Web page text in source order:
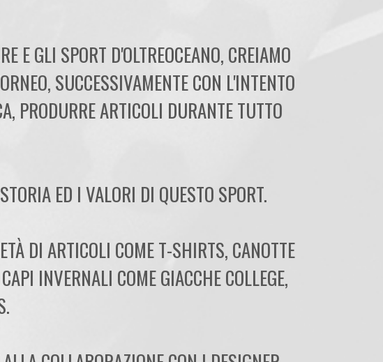
E GLI SPORT D'OLTREOCEANO, CREIAMO
SUCCESSIVAMENTE CON L'INTENTO
PRODURRE ARTICOLI DURANTE TUTTO
ED I VALORI DI QUESTO SPORT.
DI ARTICOLI COME T-SHIRTS, CANOTTE
INVERNALI COME GIACCHE COLLEGE,